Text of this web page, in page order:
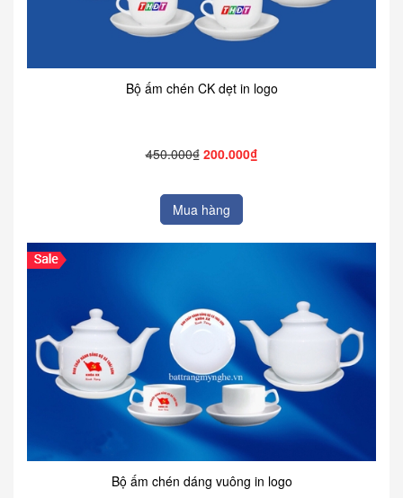
Bộ ấm chén CK dẹt in logo
450.000₫ 200.000₫
Mua hàng
Bộ ấm chén dáng vuông in logo